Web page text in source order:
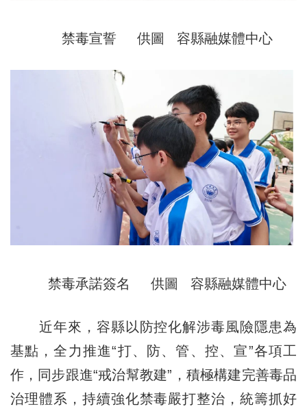
禁毒宣誓 供圖 容縣融媒體中心
禁毒承諾簽名 供圖 容縣融媒體中心
近年來，容縣以防控化解涉毒風險隱患為
基點，全力推進“打、防、管、控、宣”各項工
作，同步跟進“戒治幫教建”，積極構建完善毒品
治理體系，持續強化禁毒嚴打整治，統籌抓好